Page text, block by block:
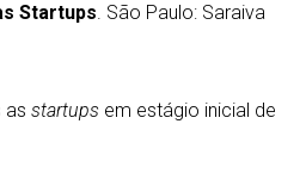
Startups. São Paulo: Saraiva
asstartups em estágio inicial de